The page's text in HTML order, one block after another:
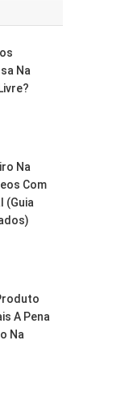
Na
Na
Com
(Guia
A Pena
Na